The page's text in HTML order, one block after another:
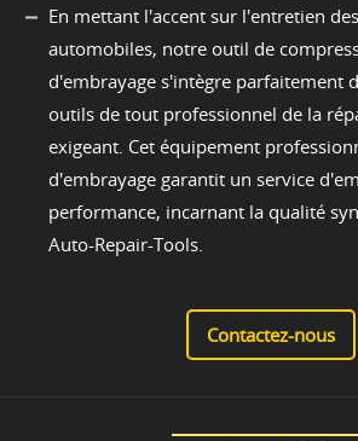
En mettant l'accent sur l'entretien
automobiles, notre outil de
d'embrayage s'intègre parfaitement
outils de tout professionnel de la
exigeant. Cet équipement
d'embrayage garantit un service
performance, incarnant la qualité
Auto-Repair-Tools.
Contactez-nous